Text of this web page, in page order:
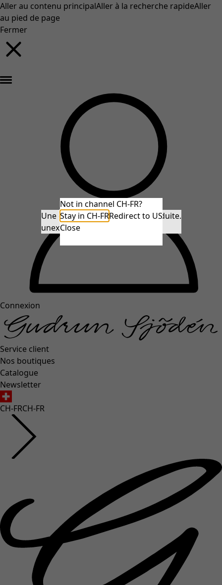
Aller au contenu principalAller à la recherche rapideAller
au pied de page
Fermer
Connexion
Service client
Nos boutiques
Catalogue
Newsletter
CH-FRCH-FR
Not in channel CH-FR?
Stay in CH-FRRedirect to US
Close
Une erreur inattendue s'est produite.
unexpectederror.buttontext